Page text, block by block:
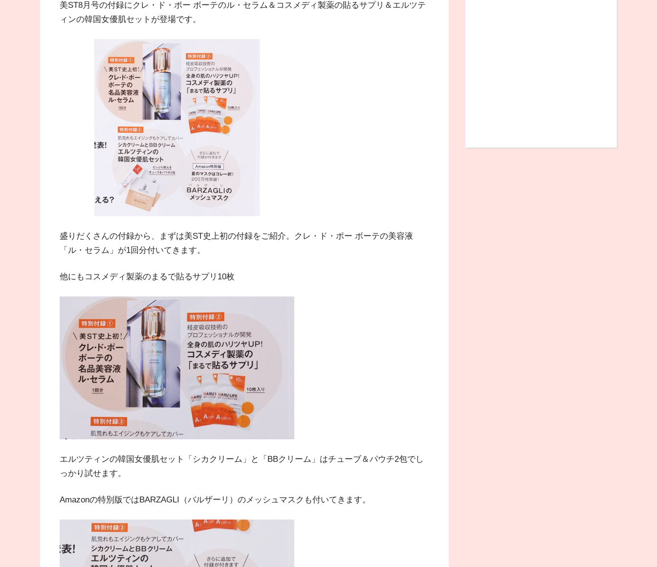
美ST8月号の付録にクレ・ド・ポー ボーテのル・セラム＆コスメディ製薬の貼るサプリ＆エルツテ
ィンの韓国女優肌セットが登場です。
盛りだくさんの付録から、まずは美ST史上初の付録をご紹介。クレ・ド・ポー ボーテの美容液
「ル・セラム」が1回分付いてきます。
他にもコスメディ製薬のまるで貼るサプリ10枚
エルツティンの韓国女優肌セット「シカクリーム」と「BBクリーム」はチューブ＆パウチ2包でし
っかり試せます。
Amazonの特別版ではBARZAGLI（バルザーリ）のメッシュマスクも付いてきます。